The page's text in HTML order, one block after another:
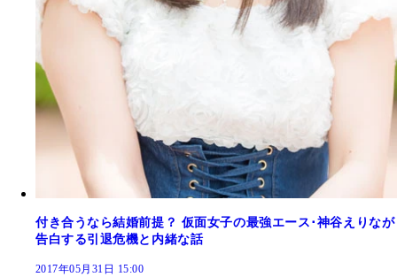
付き合うなら結婚前提？ 仮面女子の最強エース･神谷えりなが
告白する引退危機と内緒な話
2017年05月31日 15:00